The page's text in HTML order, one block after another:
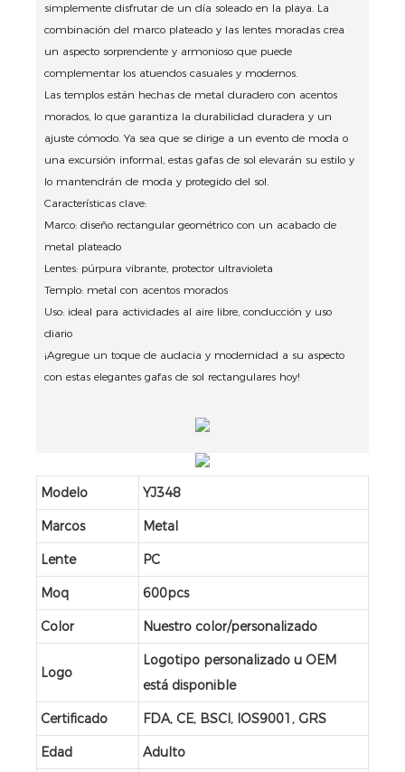
simplemente disfrutar de un día soleado en la playa. La
combinación del marco plateado y las lentes moradas crea
un aspecto sorprendente y armonioso que puede
complementar los atuendos casuales y modernos.
Las templos están hechas de metal duradero con acentos
morados, lo que garantiza la durabilidad duradera y un
ajuste cómodo. Ya sea que se dirige a un evento de moda o
una excursión informal, estas gafas de sol elevarán su estilo y
lo mantendrán de moda y protegido del sol.
Características clave:
Marco: diseño rectangular geométrico con un acabado de
metal plateado
Lentes: púrpura vibrante, protector ultravioleta
Templo: metal con acentos morados
Uso: ideal para actividades al aire libre, conducción y uso
diario
¡Agregue un toque de audacia y modernidad a su aspecto
con estas elegantes gafas de sol rectangulares hoy!
Modelo YJ348
Marcos Metal
Lente PC
Moq 600pcs
Color Nuestro color/personalizado
Logo
Logotipo personalizado u OEM
está disponible
Certificado FDA, CE, BSCI, IOS9001, GRS
Edad Adulto